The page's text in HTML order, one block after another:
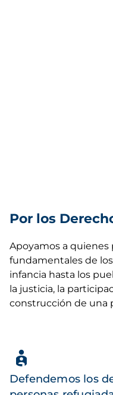
Por los
Apoyamos a
fundamentales de
infancia hasta los
la justicia, la
construcción de una
Defendemos los